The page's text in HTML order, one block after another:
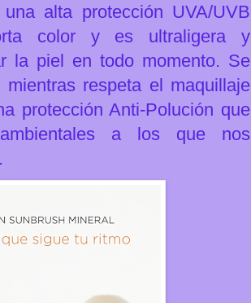
alta protección UVA/UVB
color y es ultraligera y
la piel en todo momento. Se
respeta el maquillaje
protección Anti-Polución que
a los que nos